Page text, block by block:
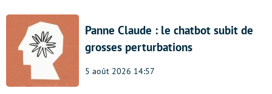
Panne Claude : le chatbot subit de
grosses perturbations
5 août 2026 14:57